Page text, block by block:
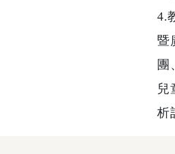
4.
暨
團
兒
析